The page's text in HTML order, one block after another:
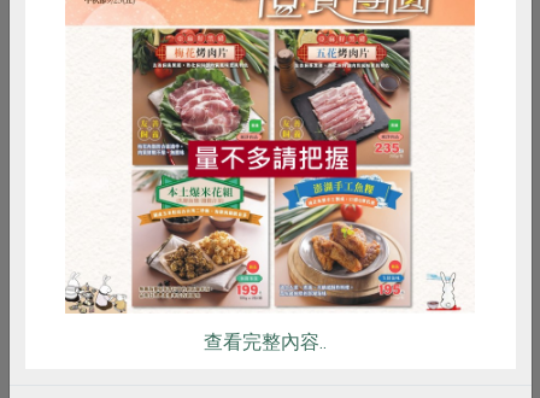
三葉十月區會
時間 2026-10-01
10:00-12:00
地點 線上
即將開始
RPET 食譜 減硝酸鹽
雞蛋 食安 共同購買
查看完整內容..